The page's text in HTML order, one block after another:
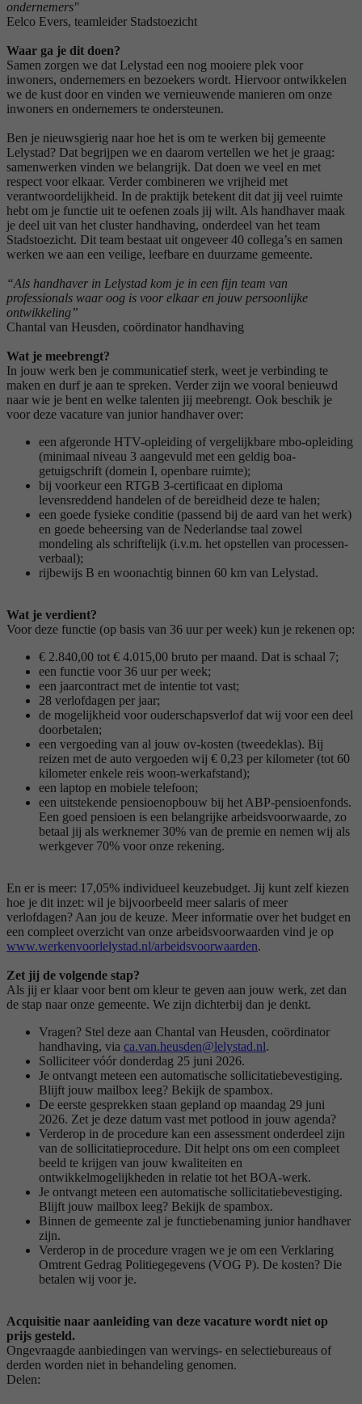
ondernemers''
Eelco Evers, teamleider Stadstoezicht
Waar ga je dit doen?
Samen zorgen we dat Lelystad een nog mooiere plek voor
inwoners, ondernemers en bezoekers wordt. Hiervoor ontwikkelen
we de kust door en vinden we vernieuwende manieren om onze
inwoners en ondernemers te ondersteunen.
Ben je nieuwsgierig naar hoe het is om te werken bij gemeente
Lelystad? Dat begrijpen we en daarom vertellen we het je graag:
samenwerken vinden we belangrijk. Dat doen we veel en met
respect voor elkaar. Verder combineren we vrijheid met
verantwoordelijkheid. In de praktijk betekent dit dat jij veel ruimte
hebt om je functie uit te oefenen zoals jij wilt. Als handhaver maak
je deel uit van het cluster handhaving, onderdeel van het team
Stadstoezicht. Dit team bestaat uit ongeveer 40 collega’s en samen
werken we aan een veilige, leefbare en duurzame gemeente.
“Als handhaver in Lelystad kom je in een fijn team van
professionals waar oog is voor elkaar en jouw persoonlijke
ontwikkeling”
Chantal van Heusden, coördinator handhaving
Wat je meebrengt?
In jouw werk ben je communicatief sterk, weet je verbinding te
maken en durf je aan te spreken. Verder zijn we vooral benieuwd
naar wie je bent en welke talenten jij meebrengt. Ook beschik je
voor deze vacature van junior handhaver over:
een afgeronde HTV-opleiding of vergelijkbare mbo-opleiding
(minimaal niveau 3 aangevuld met een geldig boa-
getuigschrift (domein I, openbare ruimte);
bij voorkeur een RTGB 3-certificaat en diploma
levensreddend handelen of de bereidheid deze te halen;
een goede fysieke conditie (passend bij de aard van het werk)
en goede beheersing van de Nederlandse taal zowel
mondeling als schriftelijk (i.v.m. het opstellen van processen-
verbaal);
rijbewijs B en woonachtig binnen 60 km van Lelystad.
Wat je verdient?
Voor deze functie (op basis van 36 uur per week) kun je rekenen op:
€ 2.840,00 tot € 4.015,00 bruto per maand. Dat is schaal 7;
een functie voor 36 uur per week;
een jaarcontract met de intentie tot vast;
28 verlofdagen per jaar;
de mogelijkheid voor ouderschapsverlof dat wij voor een deel
doorbetalen;
een vergoeding van al jouw ov-kosten (tweedeklas). Bij
reizen met de auto vergoeden wij € 0,23 per kilometer (tot 60
kilometer enkele reis woon-werkafstand);
een laptop en mobiele telefoon;
een uitstekende pensioenopbouw bij het ABP-pensioenfonds.
Een goed pensioen is een belangrijke arbeidsvoorwaarde, zo
betaal jij als werknemer 30% van de premie en nemen wij als
werkgever 70% voor onze rekening.
En er is meer: 17,05% individueel keuzebudget. Jij kunt zelf kiezen
hoe je dit inzet: wil je bijvoorbeeld meer salaris of meer
verlofdagen? Aan jou de keuze. Meer informatie over het budget en
een compleet overzicht van onze arbeidsvoorwaarden vind je op
www.werkenvoorlelystad.nl/arbeidsvoorwaarden.
Zet jij de volgende stap?
Als jij er klaar voor bent om kleur te geven aan jouw werk, zet dan
de stap naar onze gemeente. We zijn dichterbij dan je denkt.
Vragen? Stel deze aan Chantal van Heusden, coördinator
handhaving, via ca.van.heusden@lelystad.nl.
Solliciteer vóór donderdag 25 juni 2026.
Je ontvangt meteen een automatische sollicitatiebevestiging.
Blijft jouw mailbox leeg? Bekijk de spambox.
De eerste gesprekken staan gepland op maandag 29 juni
2026. Zet je deze datum vast met potlood in jouw agenda?
Verderop in de procedure kan een assessment onderdeel zijn
van de sollicitatieprocedure. Dit helpt ons om een compleet
beeld te krijgen van jouw kwaliteiten en
ontwikkelmogelijkheden in relatie tot het BOA-werk.
Je ontvangt meteen een automatische sollicitatiebevestiging.
Blijft jouw mailbox leeg? Bekijk de spambox.
Binnen de gemeente zal je functiebenaming junior handhaver
zijn.
Verderop in de procedure vragen we je om een Verklaring
Omtrent Gedrag Politiegegevens (VOG P). De kosten? Die
betalen wij voor je.
Acquisitie naar aanleiding van deze vacature wordt niet op
prijs gesteld.
Ongevraagde aanbiedingen van wervings- en selectiebureaus of
derden worden niet in behandeling genomen.
Delen: